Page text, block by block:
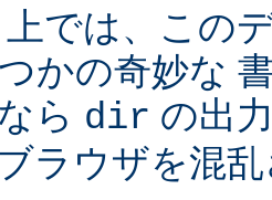
では、この
かの奇妙な
ら dir の出
ラウザを混